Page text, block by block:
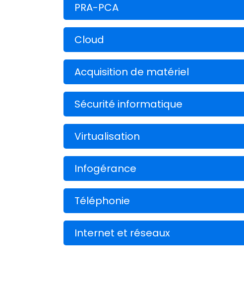
PRA-PCA
Cloud
Acquisition de matériel
Sécurité informatique
Virtualisation
Infogérance
Téléphonie
Internet et réseaux